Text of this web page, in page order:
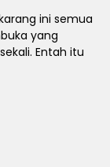
ini semua
yang
Entah itu